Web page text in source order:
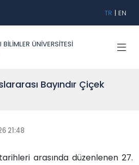
TR | EN
ÜNİVERSİTESİ
Bayındır Çiçek
21:48
arasında düzenlenen 27.